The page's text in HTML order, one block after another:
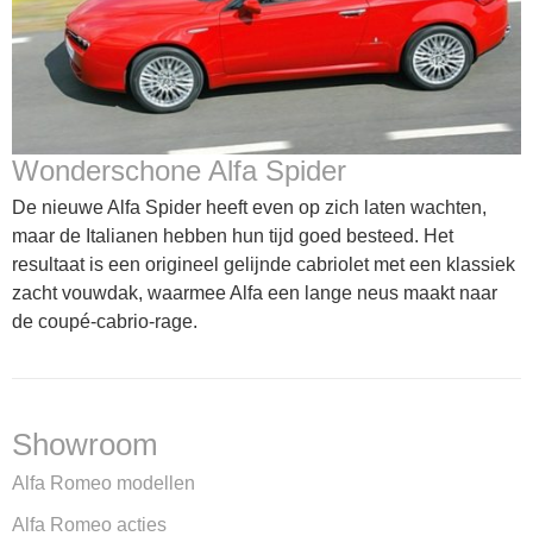
Wonderschone Alfa Spider
De nieuwe Alfa Spider heeft even op zich laten wachten,
maar de Italianen hebben hun tijd goed besteed. Het
resultaat is een origineel gelijnde cabriolet met een klassiek
zacht vouwdak, waarmee Alfa een lange neus maakt naar
de coupé-cabrio-rage.
Showroom
Alfa Romeo modellen
Alfa Romeo acties